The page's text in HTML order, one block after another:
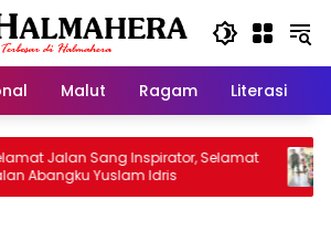
Malut Ragam Literasi
Jalan Sang Inspirator, Selamat
Yuslam Idris